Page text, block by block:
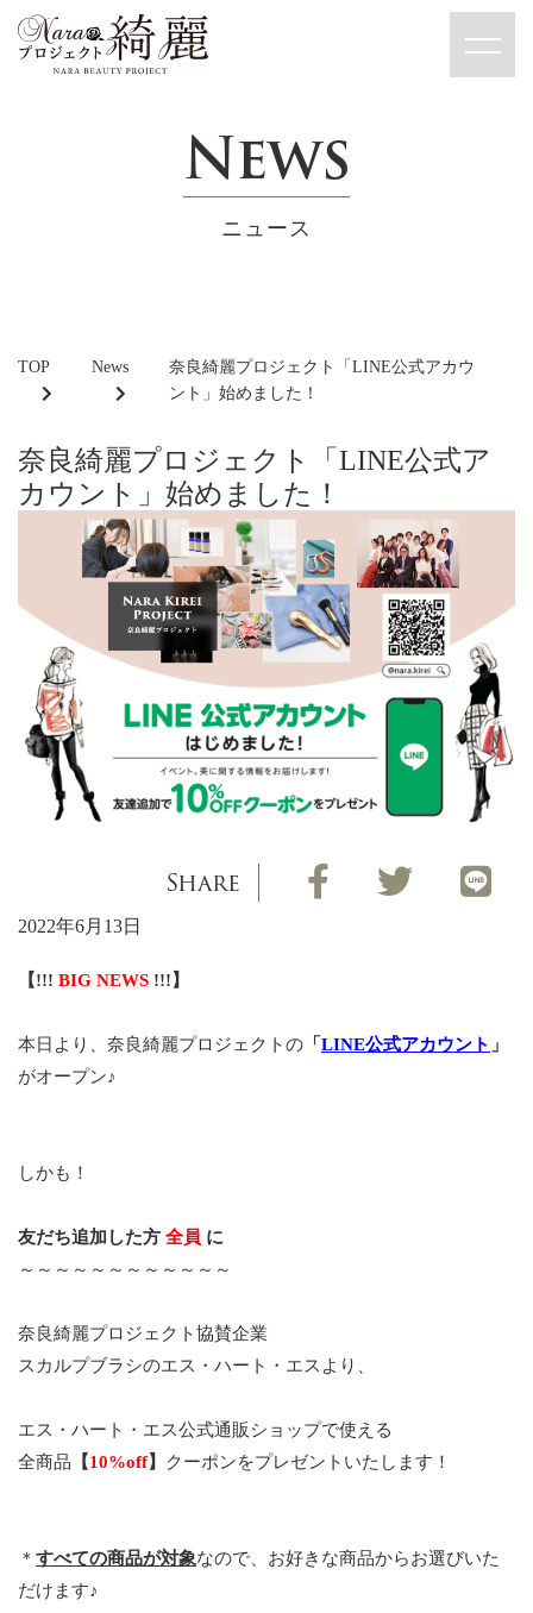
News
ニュース
TOP News
奈良綺麗プロジェクト「LINE公式アカウ
ント」始めました！
奈良綺麗プロジェクト「LINE公式ア
カウント」始めました！
Share
2022年6月13日
【!!! BIG NEWS !!!】
本日より、奈良綺麗プロジェクトの 「 LINE公式アカウント 」
がオープン♪
しかも！
友だち追加した方 全員 に
～～～～～～～～～～～～
奈良綺麗プロジェクト協賛企業
スカルプブラシのエス・ハート・エスより、
エス・ハート・エス公式通販ショップで使える
全商品 【10%off】 クーポンをプレゼントいたします！
＊ すべての商品が対象なので、お好きな商品からお選びいた
だけます♪